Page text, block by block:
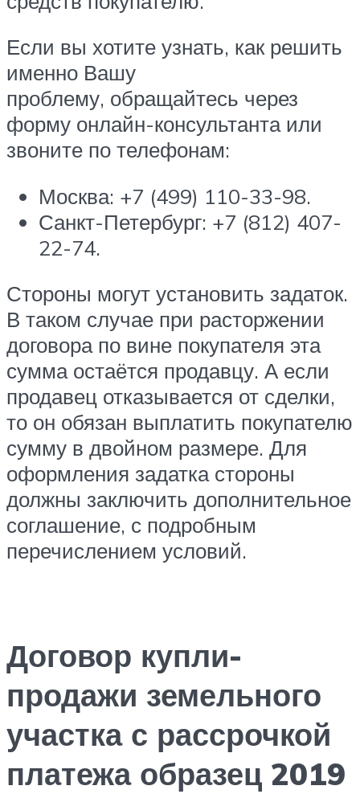
Если вы хотите узнать, как решить
именно Вашу
проблему, обращайтесь через
форму онлайн-консультанта или
звоните по телефонам:
Москва: +7 (499) 110-33-98.
Санкт-Петербург: +7 (812) 407-
22-74.
Стороны могут установить задаток.
В таком случае при расторжении
договора по вине покупателя эта
сумма остаётся продавцу. А если
продавец отказывается от сделки,
то он обязан выплатить покупателю
сумму в двойном размере. Для
оформления задатка стороны
должны заключить дополнительное
соглашение, с подробным
перечислением условий.
Договор купли-
продажи земельного
участка с рассрочкой
платежа образец 2019